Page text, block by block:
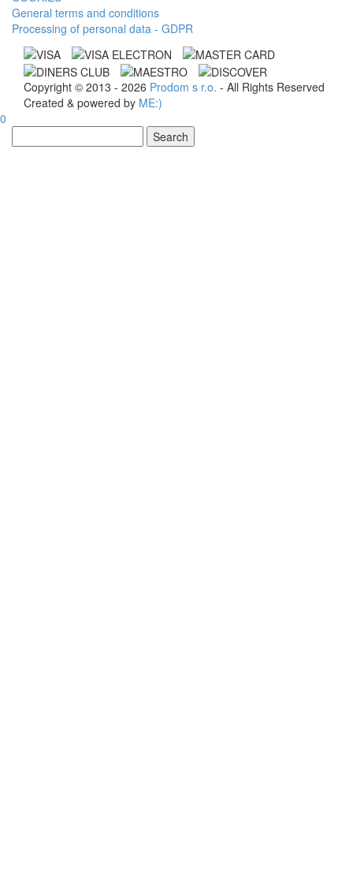
General terms and conditions
Processing of personal data - GDPR
Copyright © 2013 - 2026 Prodom s r.o. - All Rights Reserved
Created & powered by ME:)
0